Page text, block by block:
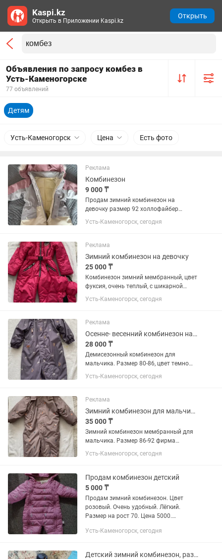
Объявления по запросу комбез в
Усть-Каменогорске
77 объявлений
Детям
Усть-Каменогорск Цена Есть фото
Реклама
Комбинезон
9 000 ₸
Продам зимний комбинезон на
девочку размер 92 холлофайбер
Подойдет с годика до полутора лет В
отличном состоянии
Усть-Каменогорск, сегодня
Реклама
Зимний комбинезон на девочку
25 000 ₸
Комбинезон зимний мембранный, цвет
фуксия, очень теплый, с шикарной
меховой опушкой капюшон глубокий,
имеется пояс, рукавицы в комплекте.
счет отворотов на...
Усть-Каменогорск, сегодня
Реклама
Осенне- весенний комбинезон на мальчика
28 000 ₸
Демисезонный комбинезон для
мальчика. Размер 80-86, цвет темно
серый с мелким рисунком. Не съемный
капюшон глубокий. Мембранный,
Усть-Каменогорск, сегодня
Реклама
Зимний комбинезон для мальчика
35 000 ₸
Зимний комбинезон мембранный для
мальчика. Размер 86-92 фирма
Crockid. Цвет коричневый с мелким
рисунком, свободного фасона.
опушкой пушистой
Усть-Каменогорск, сегодня
Продам комбинезон детский
5 000 ₸
Продам зимний комбинезон. Цвет
розовый. Очень удобный. Лёгкий.
Размер на рост 70. Цена 5000.
размер на рост 104. Цена 8700
цена 1000. Так...
Усть-Каменогорск, сегодня
Детский зимний комбинезон, размер 86-92см
Kaspi.kz
Открыть в Приложении Kaspi.kz
Открыть